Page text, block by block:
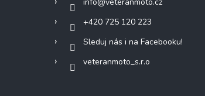
+420 725 120 223
Sleduj nás i na Facebooku!
veteranmoto_s.r.o